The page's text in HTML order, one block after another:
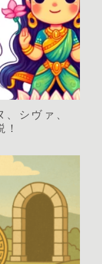
シヴァ、